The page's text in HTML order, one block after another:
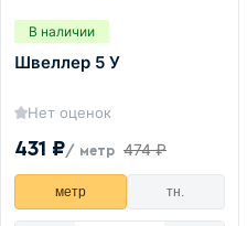
В наличии
Швеллер 5 У
Нет оценок
431 ₽/ метр 474 ₽
метр тн.